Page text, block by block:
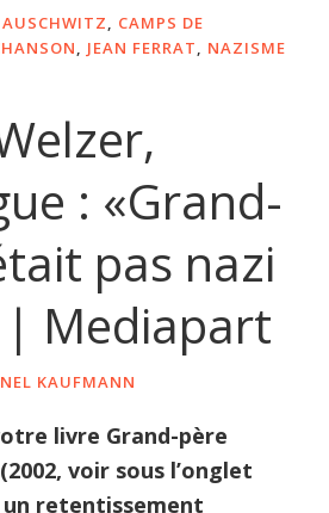
AUSCHWITZ
CAMPS DE
JEAN FERRAT NAZISME
: «Grand-
pas nazi
| Mediapart
KAUFMANN
livre Grand-père
voir sous l’onglet
retentissement